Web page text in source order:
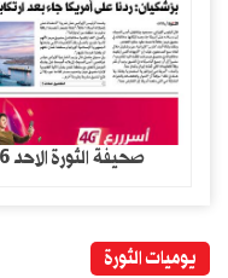
صحيفة الثورة الاحد 26 صفر 1448- 9 اغسطس 2026
يوميات الثورة